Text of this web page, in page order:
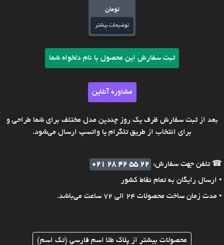
تومان
توضیحات بیشتر
ثبت سفارش این محصول با نام دلخواه شما
مشاوره آنلاین
بعد از ثبت سفارش ظرف یک روز چندین مدل مختلف برای شما طراحی و
برای انتخاب از طریق تلگرام یا واتسپ ارسال می‌شود.
☎ تلفن جهت سفارش:
021 28 42 55 22
• ارسال رایگان به تمام نقاط کشور
• مدت زمان ساخت محصولات 24 الی 72 ساعت می‌باشد.
محصولات بیشتر از پلاک طلا اسم فارسی (تک اسم)